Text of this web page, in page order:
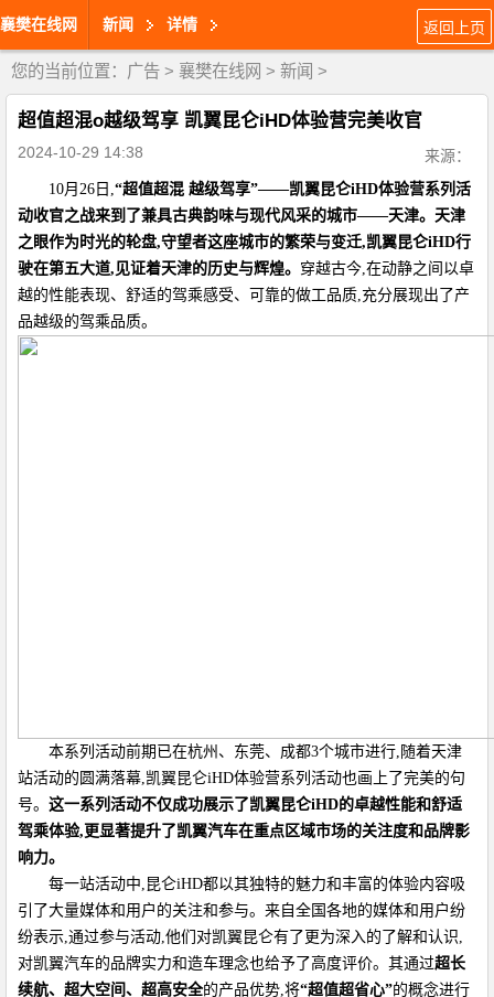
襄樊在线网 新闻 详情 返回上页
您的当前位置： 广告 > 襄樊在线网 > 新闻 >
超值超混o越级驾享 凯翼昆仑iHD体验营完美收官
2024-10-29 14:38 来源：
10月26日,“超值超混 越级驾享”——凯翼昆仑iHD体验营系列活
动收官之战来到了兼具古典韵味与现代风采的城市——天津。天津
之眼作为时光的轮盘,守望者这座城市的繁荣与变迁,凯翼昆仑iHD行
驶在第五大道,见证着天津的历史与辉煌。 穿越古今,在动静之间以卓
越的性能表现、舒适的驾乘感受、可靠的做工品质,充分展现出了产
品越级的驾乘品质。
本系列活动前期已在杭州、东莞、成都3个城市进行,随着天津
站活动的圆满落幕,凯翼昆仑iHD体验营系列活动也画上了完美的句
号。 这一系列活动不仅成功展示了凯翼昆仑iHD的卓越性能和舒适
驾乘体验,更显著提升了凯翼汽车在重点区域市场的关注度和品牌影
响力。
每一站活动中,昆仑iHD都以其独特的魅力和丰富的体验内容吸
引了大量媒体和用户的关注和参与。来自全国各地的媒体和用户纷
纷表示,通过参与活动,他们对凯翼昆仑有了更为深入的了解和认识,
对凯翼汽车的品牌实力和造车理念也给予了高度评价。其通过超长
续航、超大空间、超高安全的产品优势,将“超值超省心”的概念进行